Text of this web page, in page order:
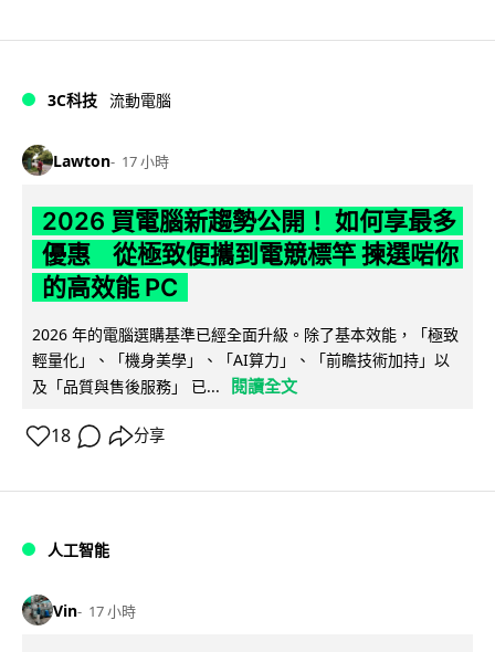
3C科技 流動電腦
Lawton 17 小時
2026 買電腦新趨勢公開！ 如何享最多
優惠 從極致便攜到電競標竿 揀選啱你
的高效能 PC
2026 年的電腦選購基準已經全面升級。除了基本效能，「極致
輕量化」、「機身美學」、「AI算力」、「前瞻技術加持」以
及「品質與售後服務」 已...
閱讀全文
18 分享
人工智能
Vin 17 小時